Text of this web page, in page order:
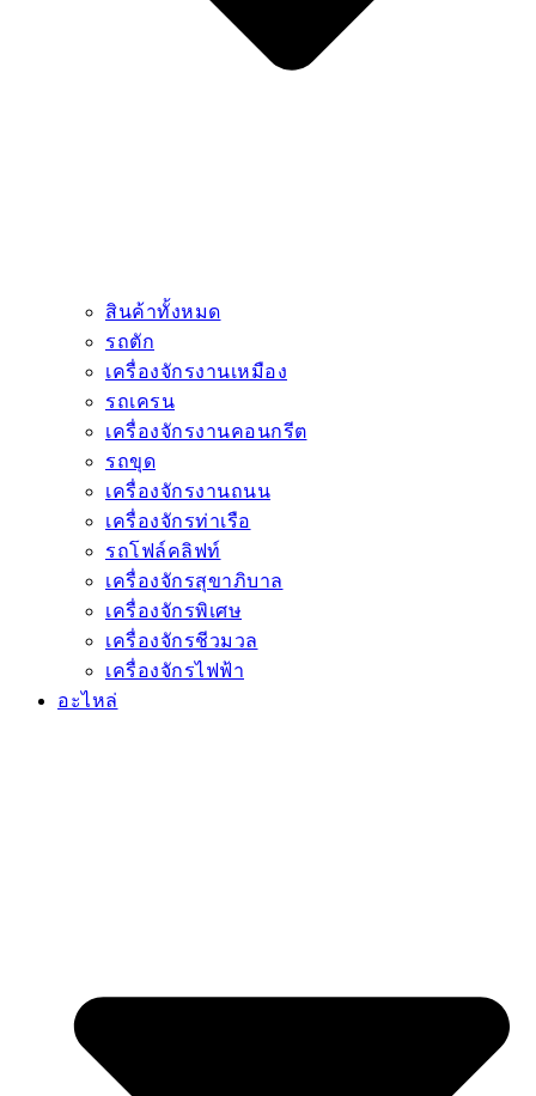
สินค้าทั้งหมด
รถตัก
เครื่องจักรงานเหมือง
รถเครน
เครื่องจักรงานคอนกรีต
รถขุด
เครื่องจักรงานถนน
เครื่องจักรท่าเรือ
รถโฟล์คลิฟท์
เครื่องจักรสุขาภิบาล
เครื่องจักรพิเศษ
เครื่องจักรชีวมวล
เครื่องจักรไฟฟ้า
อะไหล่